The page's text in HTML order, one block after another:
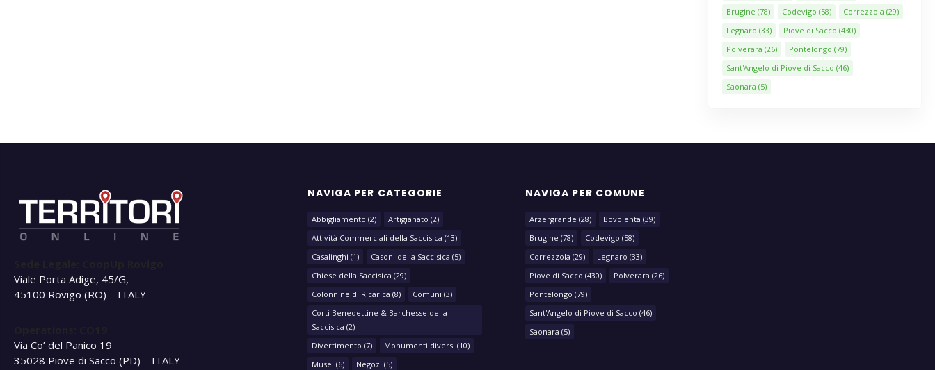
Brugine (78) Codevigo (58) Correzzola (29)
Legnaro (33) Piove di Sacco (430)
Polverara (26) Pontelongo (79)
Sant'Angelo di Piove di Sacco (46)
Saonara (5)
Viale Porta Adige, 45/G,
45100 Rovigo (RO) – ITALY
Via Co’ del Panico 19
35028 Piove di Sacco (PD) – ITALY
NAVIGA PER CATEGORIE
Abbigliamento (2) Artigianato (2)
Attività Commerciali della Saccisica (13)
Casalinghi (1) Casoni della Saccisica (5)
Chiese della Saccisica (29)
Colonnine di Ricarica (8) Comuni (3)
Corti Benedettine & Barchesse della
Saccisica (2)
Divertimento (7) Monumenti diversi (10)
Musei (6) Negozi (5)
NAVIGA PER COMUNE
Arzergrande (28) Bovolenta (39)
Brugine (78) Codevigo (58)
Correzzola (29) Legnaro (33)
Piove di Sacco (430) Polverara (26)
Pontelongo (79)
Sant'Angelo di Piove di Sacco (46)
Saonara (5)